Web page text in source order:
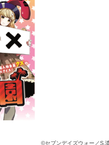
©セブンデイズウォー／S.